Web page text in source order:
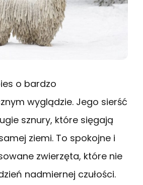
o bardzo
wyglądzie. Jego sierść
sznury, które sięgają
ziemi. To spokojne i
zwierzęta, które nie
nadmiernej czułości.